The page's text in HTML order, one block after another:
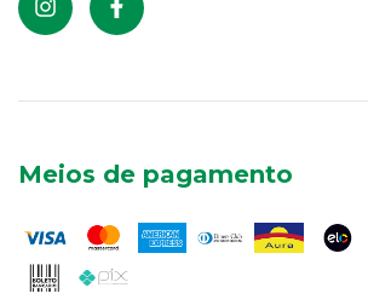
Meios de pagamento